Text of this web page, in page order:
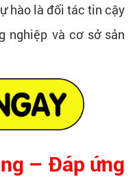
hào là đối tác tin cậy
nghiệp và cơ sở sản
– Đáp ứng